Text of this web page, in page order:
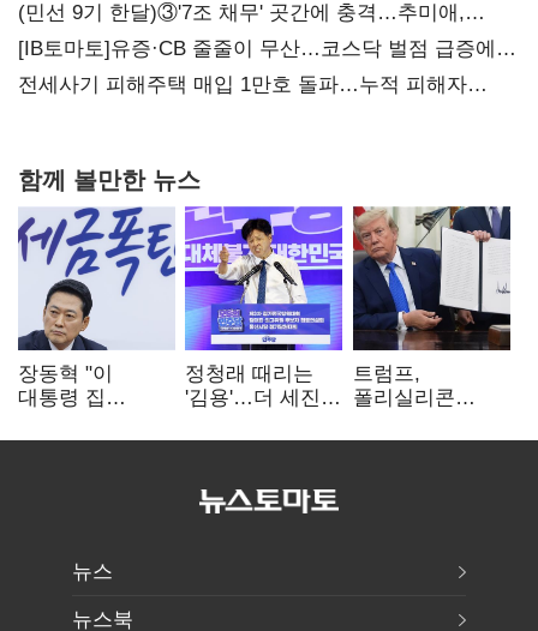
(민선 9기 한달)③'7조 채무' 곳간에 충격…추미애,
20년만에 '비상재정' 선언 승부수
[IB토마토]유증·CB 줄줄이 무산…코스닥 벌점 급증에
상폐 압박
전세사기 피해주택 매입 1만호 돌파…누적 피해자
함께 볼만한 뉴스
장동혁 "이
대통령 집
폭탄…'내로남불'"
정청래 때리는
'김용'…더 세진
입
트럼프,
폴리실리콘
관세…"미 산업
뉴스
뉴스북